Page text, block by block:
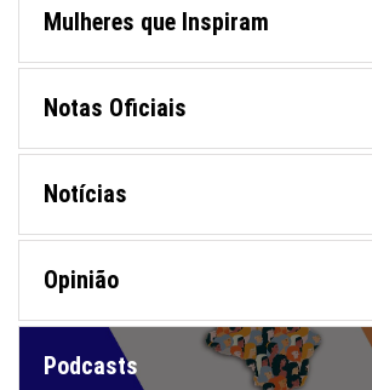
Mulheres que Inspiram
Notas Oficiais
Notícias
Opinião
Podcasts